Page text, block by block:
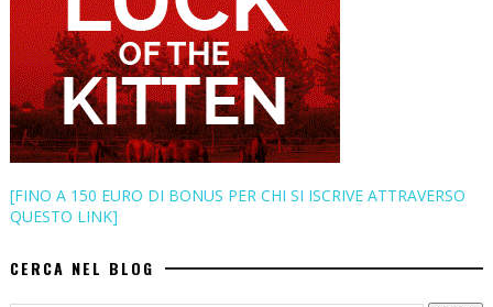
[FINO A 150 EURO DI BONUS PER CHI SI ISCRIVE ATTRAVERSO
QUESTO LINK]
CERCA NEL BLOG